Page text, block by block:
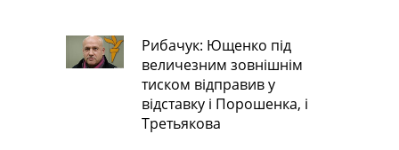
Рибачук: Ющенко під
величезним зовнішнім
тиском відправив у
відставку і Порошенка, і
Третьякова